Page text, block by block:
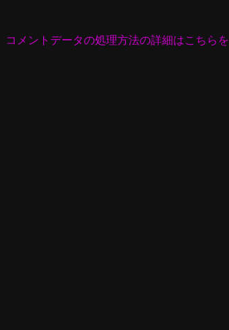
コメントデータの処理方法の詳細はこちらを